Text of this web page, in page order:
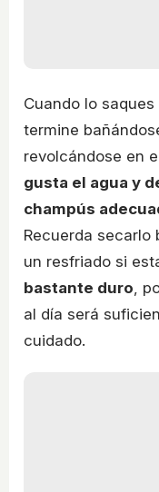
Cuando lo
termine
revolcándose en
gusta el agua y
champús
Recuerda secarlo
un resfriado si
bastante duro,
al día será
cuidado.